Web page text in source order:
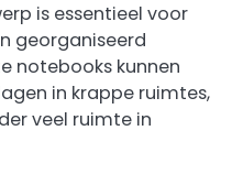
is essentieel voor
georganiseerd
notebooks kunnen
in krappe ruimtes,
veel ruimte in